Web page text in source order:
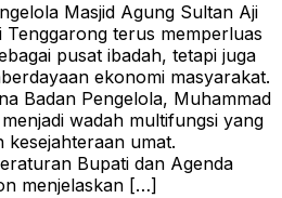
Masjid Agung Sultan Aji
Tenggarong terus memperluas
pusat ibadah, tetapi juga
ekonomi masyarakat.
Badan Pengelola, Muhammad
wadah multifungsi yang
kesejahteraan umat.
Bupati dan Agenda
menjelaskan […]